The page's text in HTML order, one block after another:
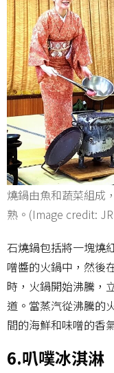
燒鍋由魚和蔬菜組成
熟。(Image credit:
石燒鍋包括將一塊燒
噌醬的火鍋中，然後
時，火鍋開始沸騰，
道。當蒸汽從沸騰的
間的海鮮和味噌的香
6.叭噗冰淇淋